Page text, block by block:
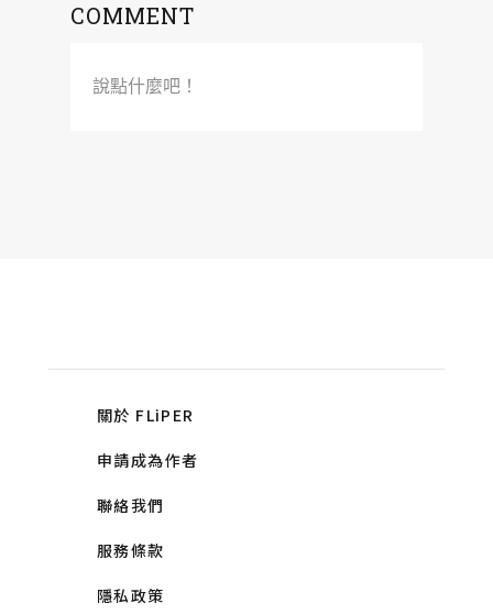
COMMENT
說點什麼吧！
關於 FLiPER
申請成為作者
聯絡我們
服務條款
隱私政策